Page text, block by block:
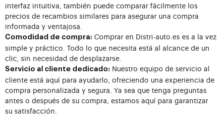
interfaz intuitiva, también puede comparar fácilmente los
precios de recambios similares para asegurar una compra
informada y ventajosa.
Comodidad de compra: Comprar en Distri-auto.es es a la vez
simple y práctico. Todo lo que necesita está al alcance de un
clic, sin necesidad de desplazarse.
Servicio al cliente dedicado: Nuestro equipo de servicio al
cliente está aquí para ayudarlo, ofreciendo una experiencia de
compra personalizada y segura. Ya sea que tenga preguntas
antes o después de su compra, estamos aquí para garantizar
su satisfacción.